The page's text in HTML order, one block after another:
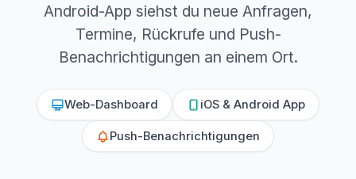
Android-App siehst du neue Anfragen,
Termine, Rückrufe und Push-
Benachrichtigungen an einem Ort.
Web-Dashboard iOS & Android App
Push-Benachrichtigungen